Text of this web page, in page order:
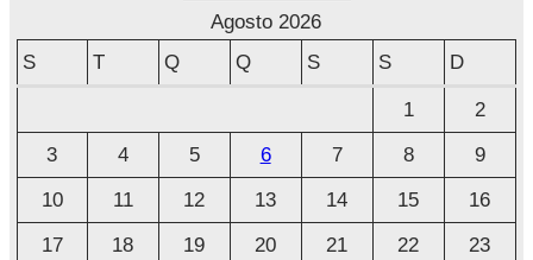
v
o
Agosto 2026
S
T Q Q S S D
1
2
3
4 5 6 7 8
9
10
11 12 13 14 15
16
17
18 19 20 21 22
23